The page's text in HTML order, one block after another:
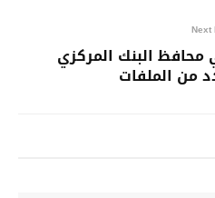
Next
محافظ البنك المركزي
من الملفات